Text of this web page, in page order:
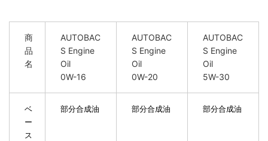
商
品
名
AUTOBAC
S Engine
Oil
0W-16
AUTOBAC
S Engine
Oil
0W-20
AUTOBAC
S Engine
Oil
5W-30
ベ
ー
ス
部分合成油 部分合成油 部分合成油